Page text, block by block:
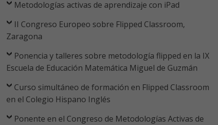
Metodologías activas de aprendizaje con iPad
II Congreso Europeo sobre Flipped Classroom,
Zaragona
Ponencia y talleres sobre metodología flipped en la IX
Escuela de Educación Matemática Miguel de Guzmán
Curso simultáneo de formación en Flipped Classroom
en el Colegio Hispano Inglés
Ponente en el Congreso de Metodologías Activas de